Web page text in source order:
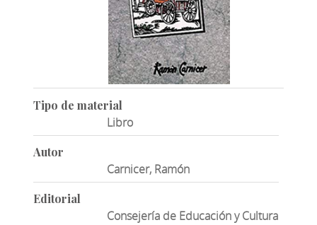
Tipo de material
Libro
Autor
Carnicer, Ramón
Editorial
Consejería de Educación y Cultura